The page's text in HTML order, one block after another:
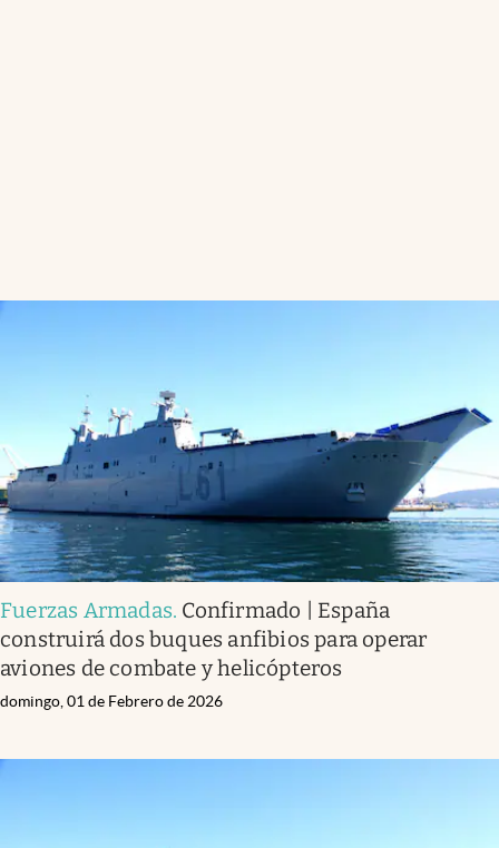
Fuerzas Armadas. Confirmado | España
construirá dos buques anfibios para operar
aviones de combate y helicópteros
domingo, 01 de Febrero de 2026